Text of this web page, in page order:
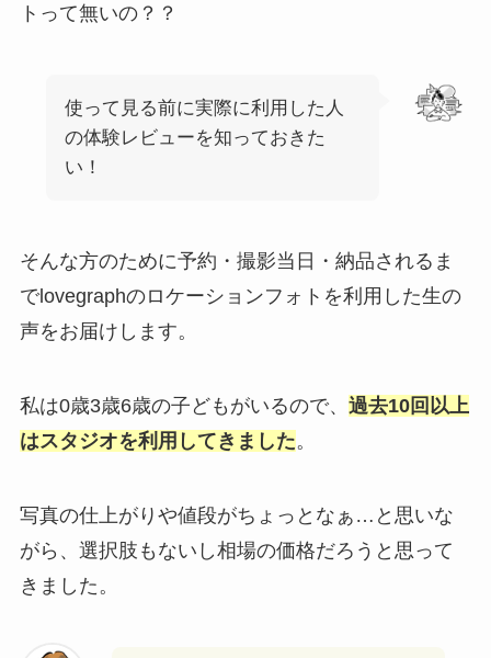
トって無いの？？
使って見る前に実際に利用した人
の体験レビューを知っておきた
い！
そんな方のために予約・撮影当日・納品されるま
でlovegraphのロケーションフォトを利用した生の
声をお届けします。
私は0歳3歳6歳の子どもがいるので、 過去10回以上
はスタジオを利用してきました。
写真の仕上がりや値段がちょっとなぁ…と思いな
がら、選択肢もないし相場の価格だろうと思って
きました。